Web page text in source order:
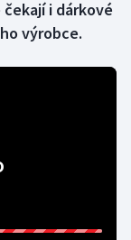
i dárkové
výrobce.